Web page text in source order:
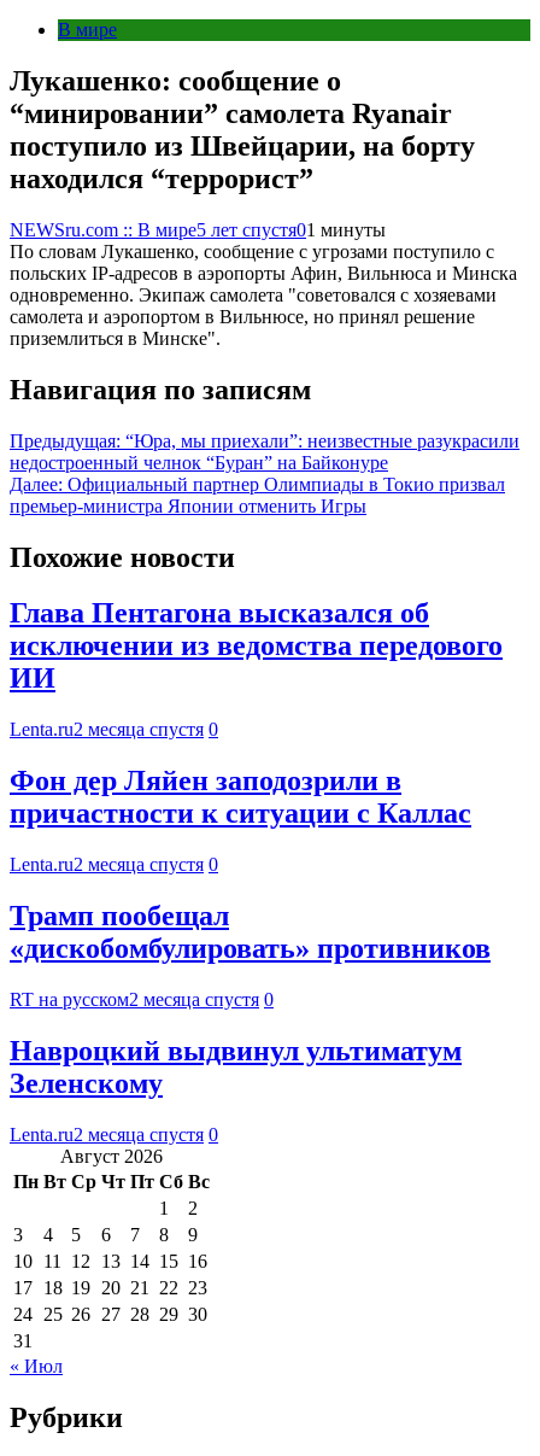
В мире
Лукашенко: сообщение о
“минировании” самолета Ryanair
поступило из Швейцарии, на борту
находился “террорист”
NEWSru.com :: В мире5 лет спустя01 минуты
По словам Лукашенко, сообщение с угрозами поступило с
польских IP-адресов в аэропорты Афин, Вильнюса и Минска
одновременно. Экипаж самолета "советовался с хозяевами
самолета и аэропортом в Вильнюсе, но принял решение
приземлиться в Минске".
Навигация по записям
Предыдущая: “Юра, мы приехали”: неизвестные разукрасили
недостроенный челнок “Буран” на Байконуре
Далее: Официальный партнер Олимпиады в Токио призвал
премьер-министра Японии отменить Игры
Похожие новости
Глава Пентагона высказался об
исключении из ведомства передового
ИИ
Lenta.ru2 месяца спустя 0
Фон дер Ляйен заподозрили в
причастности к ситуации с Каллас
Lenta.ru2 месяца спустя 0
Трамп пообещал
«дискобомбулировать» противников
RT на русском2 месяца спустя 0
Навроцкий выдвинул ультиматум
Зеленскому
Lenta.ru2 месяца спустя 0
Август 2026
Пн Вт Ср Чт Пт Сб Вс
1
2
3
4 5 6 7 8
9
10 11 12 13 14 15 16
17 18 19 20 21 22 23
24 25 26 27 28 29 30
31
« Июл
Рубрики